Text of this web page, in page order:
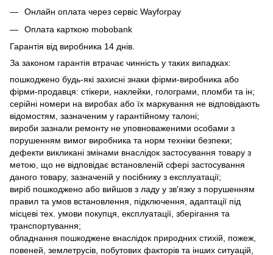
Онлайн оплата через сервіс Wayforpay
Оплата карткою mobobank
Гарантія від виробника 14 днів.
За законом гарантія втрачає чинність у таких випадках:
пошкоджено будь-які захисні знаки фірми-виробника або
фірми-продавця: стікери, наклейки, голограми, пломби та ін;
серійні номери на виробах або їх маркування не відповідають
відомостям, зазначеним у гарантійному талоні;
вироби зазнали ремонту не уповноваженими особами з
порушенням вимог виробника та норм техніки безпеки;
дефекти викликані змінами внаслідок застосування товару з
метою, що не відповідає встановленій сфері застосування
даного товару, зазначеній у посібнику з експлуатації;
виріб пошкоджено або вийшов з ладу у зв'язку з порушенням
правил та умов встановлення, підключення, адаптації під
місцеві тех. умови покупця, експлуатації, зберігання та
транспортування;
обладнання пошкоджене внаслідок природних стихій, пожеж,
повеней, землетрусів, побутових факторів та інших ситуацій,